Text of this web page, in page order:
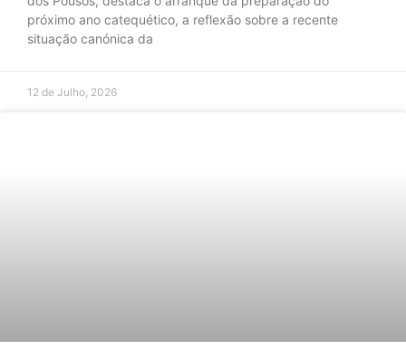
próximo ano catequético, a reflexão sobre a recente
situação canónica da
12 de Julho, 2026